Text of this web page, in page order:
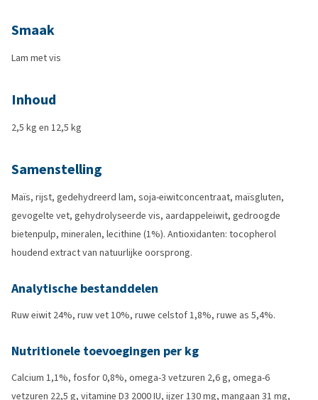
Smaak
Lam met vis
Inhoud
2,5 kg en 12,5 kg
Samenstelling
Maïs, rijst, gedehydreerd lam, soja-eiwitconcentraat, maïsgluten,
gevogelte vet, gehydrolyseerde vis, aardappeleiwit, gedroogde
bietenpulp, mineralen, lecithine (1%). Antioxidanten: tocopherol
houdend extract van natuurlijke oorsprong.
Analytische bestanddelen
Ruw eiwit 24%, ruw vet 10%, ruwe celstof 1,8%, ruwe as 5,4%.
Nutritionele toevoegingen per kg
Calcium 1,1%, fosfor 0,8%, omega-3 vetzuren 2,6 g, omega-6
vetzuren 22,5 g, vitamine D3 2000 IU, ijzer 130 mg, mangaan 31 mg,